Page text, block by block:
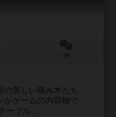
美しい積み木たち。
がゲームの内容物で
ーブル...